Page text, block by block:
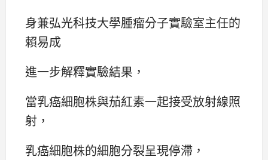
身兼弘光科技大學腫瘤分子實驗室主任的
賴易成
進一步解釋實驗結果，
當乳癌細胞株與茄紅素一起接受放射線照
射，
乳癌細胞株的細胞分裂呈現停滯，